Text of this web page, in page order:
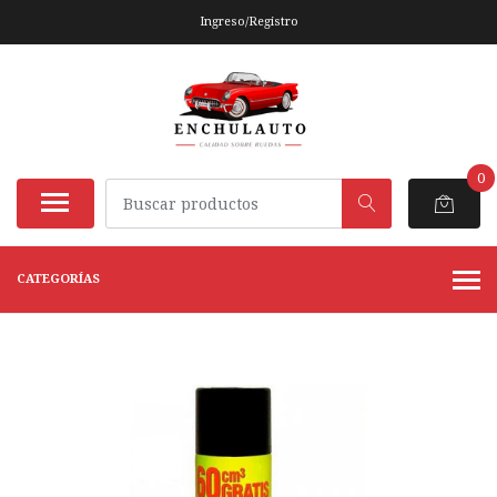
Ingreso/Registro
0
CATEGORÍAS